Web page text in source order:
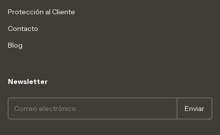
Protección al Cliente
Contacto
Blog
Newsletter